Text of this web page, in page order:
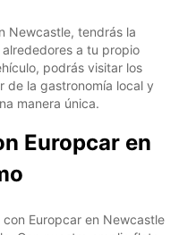
Newcastle, tendrás la
a tu propio
podrás visitar los
de la gastronomía local y
manera única.
Europcar en
Europcar en Newcastle